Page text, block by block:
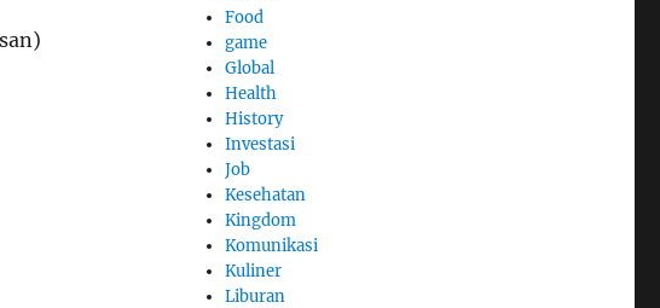
Food
game
Global
Health
History
Investasi
Job
Kesehatan
Kingdom
Komunikasi
Kuliner
Liburan